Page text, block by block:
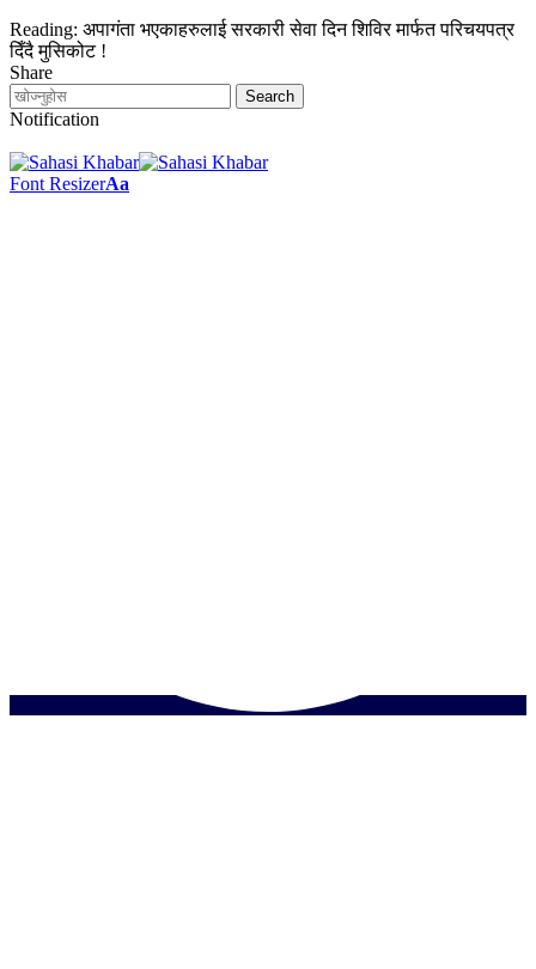
Reading: अपागंता भएकाहरुलाई सरकारी सेवा दिन शिविर मार्फत परिचयपत्र
दिँदै मुसिकोट !
Share
Notification
Font ResizerAa